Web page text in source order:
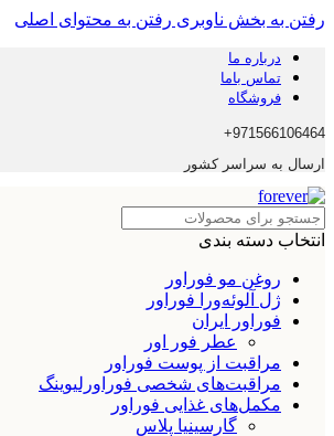
رفتن به بخش ناوبری رفتن به محتوای اصلی
درباره ما
تماس باما
فروشگاه
971566106464+
ارسال به سراسر کشور
انتخاب دسته بندی
روغن مو فوراور
ژل آلوئه‌ورا فوراور
فوراور ایران
عطر فور اور
مراقبت از پوست فوراور
مراقبت‌های شخصی فوراورلیوینگ
مکمل‌های غذایی فوراور
گارسینیا پلاس